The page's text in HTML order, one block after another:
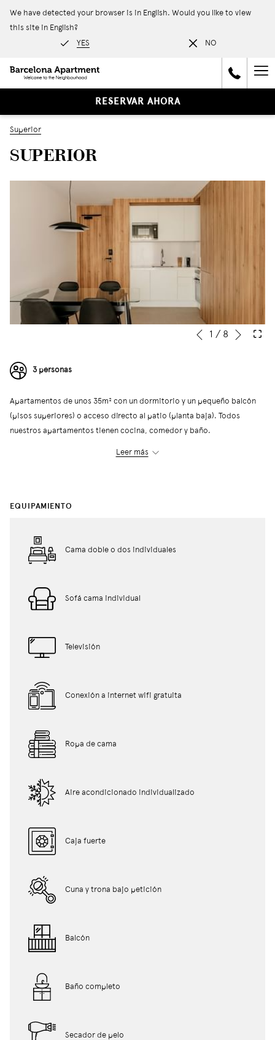
We have detected your browser is in English. Would you like to view
this site in English?
YES NO
RESERVAR AHORA
Superior
SUPERIOR
Botones
presentación
Al
siguientes
enlaces,
Anterior
1 / 8
3 personas
Apartamentos de unos 35m² con un dormitorio y un pequeño balcón
(pisos superiores) o acceso directo al patio (planta baja). Todos
nuestros apartamentos tienen cocina, comedor y baño.
Leer más
EQUIPAMIENTO
Cama doble o dos individuales
Sofá cama individual
Televisión
Conexión a internet wifi gratuita
Ropa de cama
Aire acondicionado individualizado
Caja fuerte
Cuna y trona bajo petición
Balcón
Baño completo
Secador de pelo